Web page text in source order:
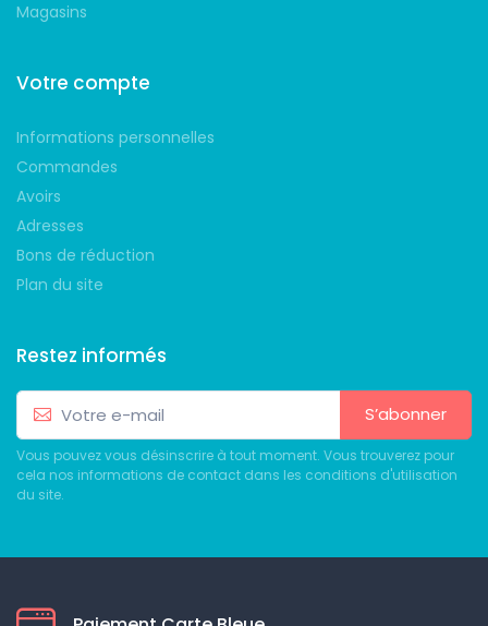
Magasins
Votre compte
Informations personnelles
Commandes
Avoirs
Adresses
Bons de réduction
Plan du site
Restez informés
S’abonner
Vous pouvez vous désinscrire à tout moment. Vous trouverez pour
cela nos informations de contact dans les conditions d'utilisation
du site.